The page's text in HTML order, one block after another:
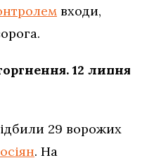
входи,
12 липня
29 ворожих
. На